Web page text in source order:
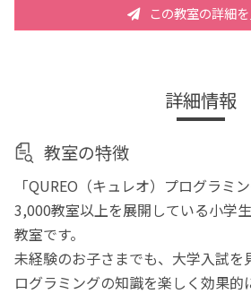
この教室の詳細
詳細情報
教室の特徴
「QUREO（キュレオ）プログラミ
3,000教室以上を展開している小学
教室です。
未経験のお子さまでも、大学入試を
ログラミングの知識を楽しく効果的